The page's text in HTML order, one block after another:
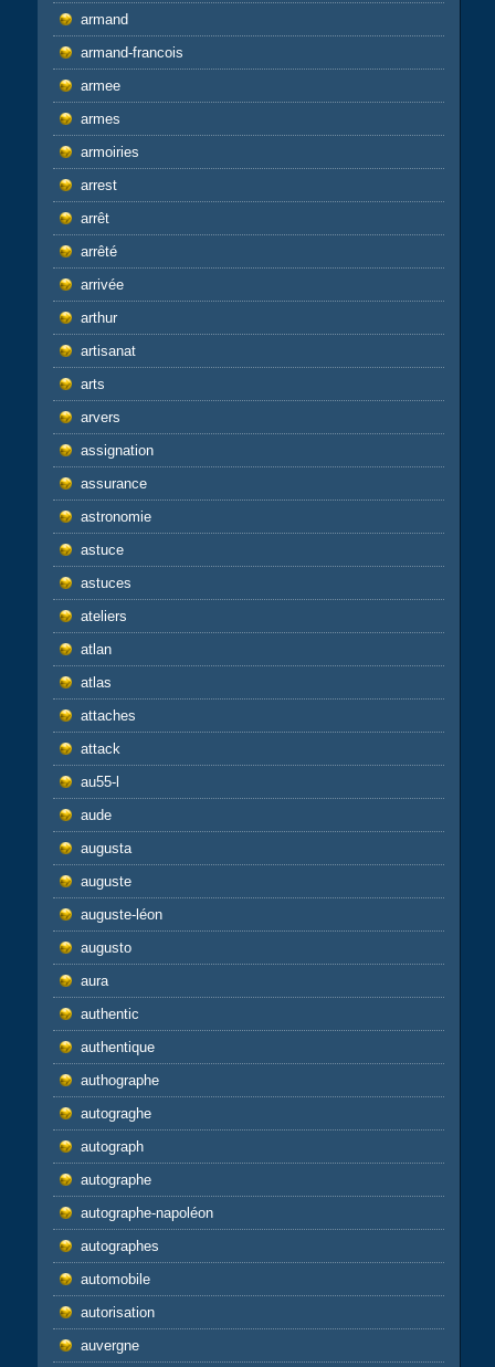
armand
armand-francois
armee
armes
armoiries
arrest
arrêt
arrêté
arrivée
arthur
artisanat
arts
arvers
assignation
assurance
astronomie
astuce
astuces
ateliers
atlan
atlas
attaches
attack
au55-l
aude
augusta
auguste
auguste-léon
augusto
aura
authentic
authentique
authographe
autograghe
autograph
autographe
autographe-napoléon
autographes
automobile
autorisation
auvergne